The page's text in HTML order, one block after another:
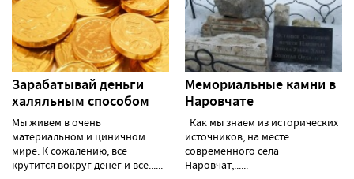
Зарабатывай деньги
халяльным способом
Мы живем в очень
материальном и циничном
мире. К сожалению, все
крутится вокруг денег и все......
Мемориальные камни в
Наровчате
Как мы знаем из исторических
источников, на месте
современного села
Наровчат,......